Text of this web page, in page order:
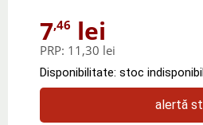
7,46 lei
PRP: 11,30 lei
Disponibilitate: stoc
alertă